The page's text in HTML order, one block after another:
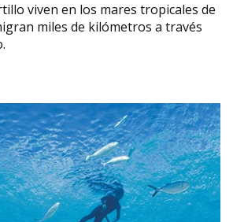
viven en los mares tropicales de
miles de kilómetros a través